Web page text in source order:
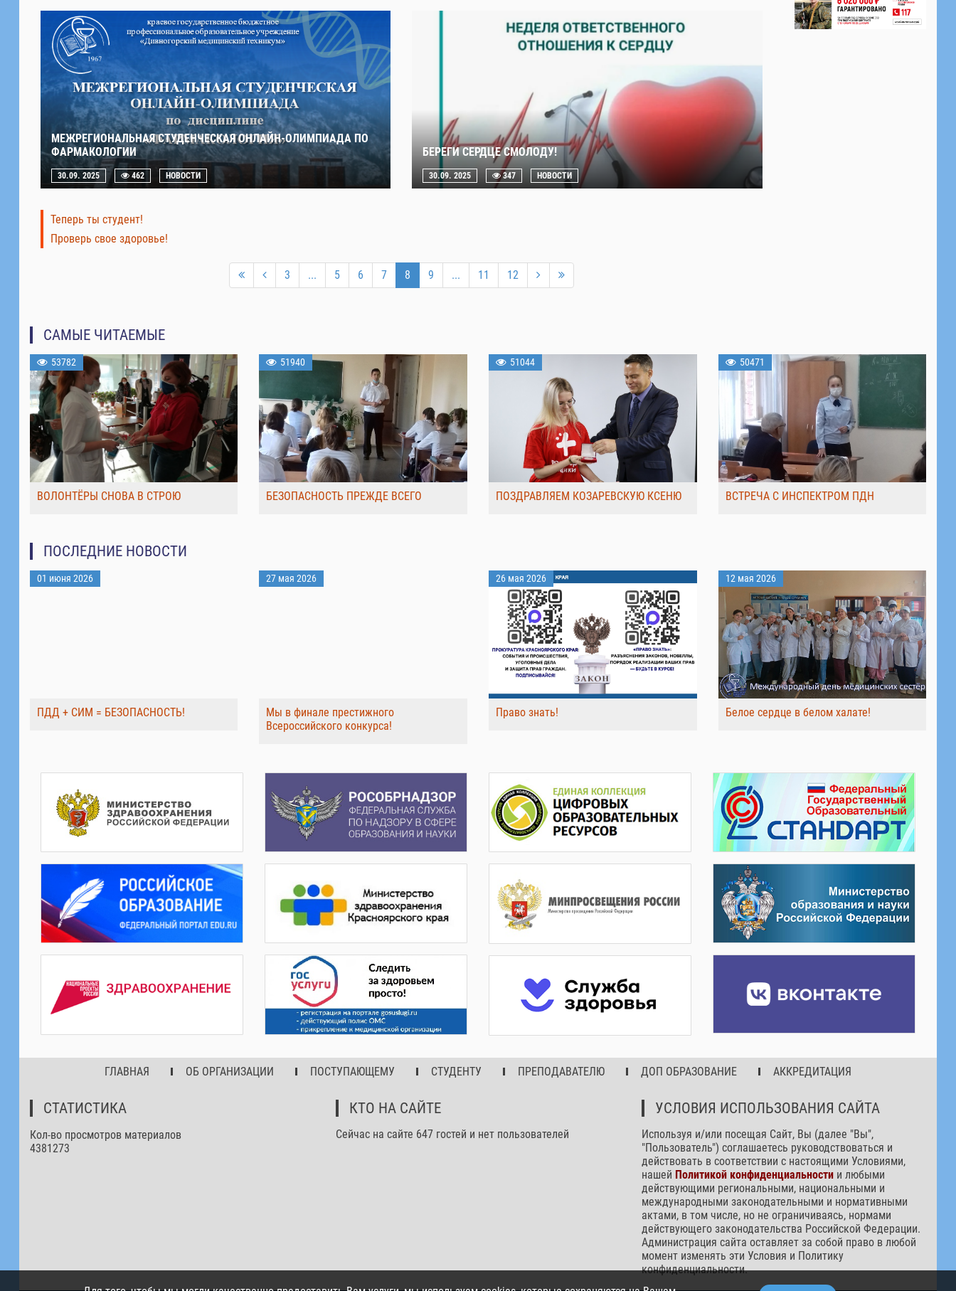
МЕЖРЕГИОНАЛЬНАЯ СТУДЕНЧЕСКАЯ ОНЛАЙН-ОЛИМПИАДА ПО
ФАРМАКОЛОГИИ
30.09. 2025 462 НОВОСТИ
БЕРЕГИ СЕРДЦЕ СМОЛОДУ!
30.09. 2025 347 НОВОСТИ
Теперь ты студент!
Проверь свое здоровье!
3 ... 5 6 7 8 9 ... 11 12
САМЫЕ ЧИТАЕМЫЕ
53782
ВОЛОНТЁРЫ СНОВА В СТРОЮ
51940
БЕЗОПАСНОСТЬ ПРЕЖДЕ ВСЕГО
51044
ПОЗДРАВЛЯЕМ КОЗАРЕВСКУЮ КСЕНЮ
50471
ВСТРЕЧА С ИНСПЕКТРОМ ПДН
ПОСЛЕДНИЕ НОВОСТИ
01 июня 2026
ПДД + СИМ = БЕЗОПАСНОСТЬ!
27 мая 2026
Мы в финале престижного
Всероссийского конкурса!
26 мая 2026
Право знать!
12 мая 2026
Белое сердце в белом халате!
ГЛАВНАЯ ОБ ОРГАНИЗАЦИИ ПОСТУПАЮЩЕМУ СТУДЕНТУ ПРЕПОДАВАТЕЛЮ ДОП ОБРАЗОВАНИЕ АККРЕДИТАЦИЯ
СТАТИСТИКА
Кол-во просмотров материалов
4381273
КТО НА САЙТЕ
Сейчас на сайте 647 гостей и нет пользователей
УСЛОВИЯ ИСПОЛЬЗОВАНИЯ САЙТА
Используя и/или посещая Сайт, Вы (далее "Вы",
"Пользователь") соглашаетесь руководствоваться и
действовать в соответствии с настоящими Условиями,
нашей Политикой конфиденциальности и любыми
действующими региональными, национальными и
международными законодательными и нормативными
актами, в том числе, но не ограничиваясь, нормами
действующего законодательства Российской Федерации.
Администрация сайта оставляет за собой право в любой
момент изменять эти Условия и Политику
конфиденциальности.